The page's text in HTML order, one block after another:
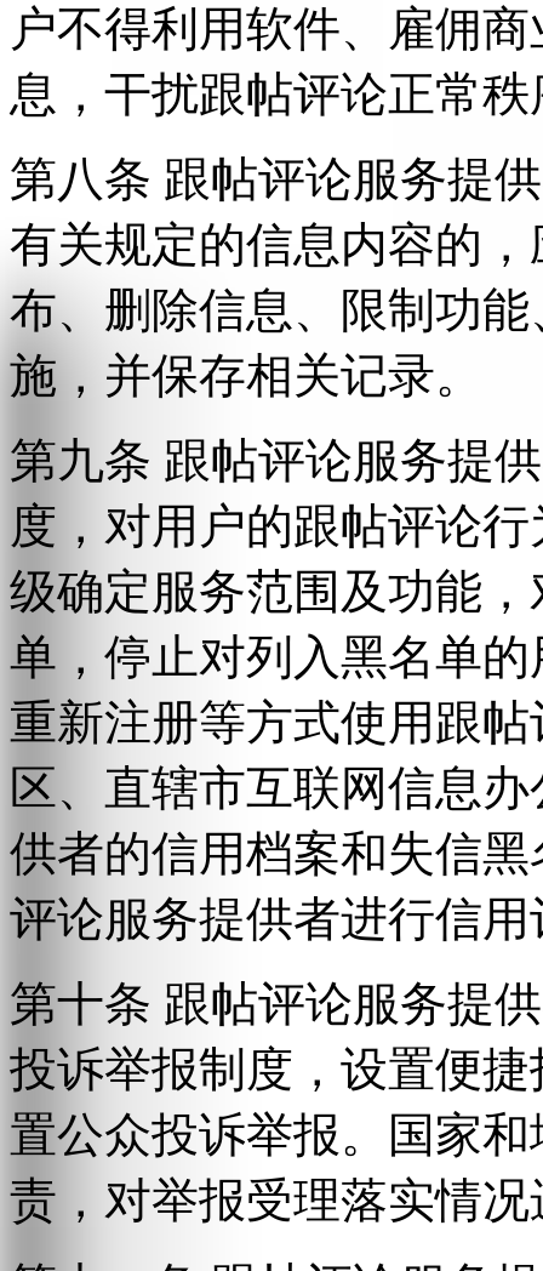
户不得利用软件、雇佣
息，干扰跟帖评论正常
第八条 跟帖评论服务提
有关规定的信息内容的
布、删除信息、限制功
施，并保存相关记录。
第九条 跟帖评论服务提
度，对用户的跟帖评论
级确定服务范围及功能
单，停止对列入黑名单
重新注册等方式使用跟
区、直辖市互联网信息
供者的信用档案和失信
评论服务提供者进行信用
第十条 跟帖评论服务提
投诉举报制度，设置便
置公众投诉举报。国家
责，对举报受理落实情